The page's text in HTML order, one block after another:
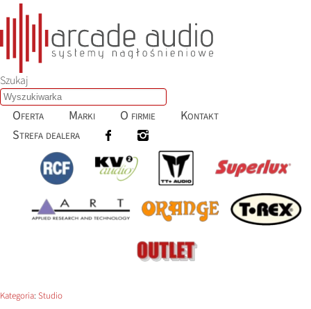
Szukaj
Oferta Marki O firmie
Kontakt
Strefa dealera
Kategoria: Studio